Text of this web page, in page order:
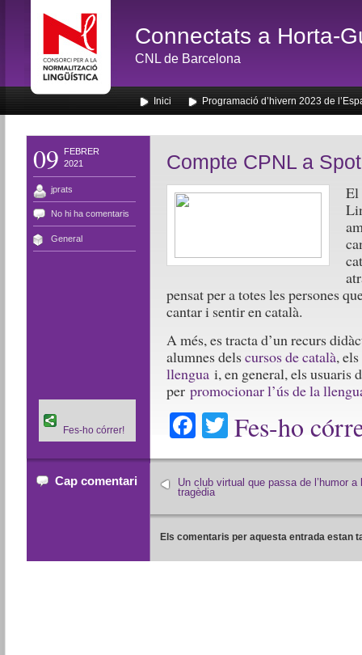
Connectats a Horta-
CNL de Barcelona
Inici Programació d’hivern 2023 de
09
FEBRER
2021
jprats
No hi ha comentaris
General
Compte CPNL a
El
pensat per a totes les persones
cantar i sentir en català.
A més, es tracta d’un recurs
alumnes delscursos de català,
llenguai, en general, els usuaris
per promocionar l’ús de la
Facebook
Twitter
Fes-ho
Fes-ho córrer!
Cap comentari
Un club virtual que passa de l’humor a
tragèdia
Els comentaris per aquesta entrada estan